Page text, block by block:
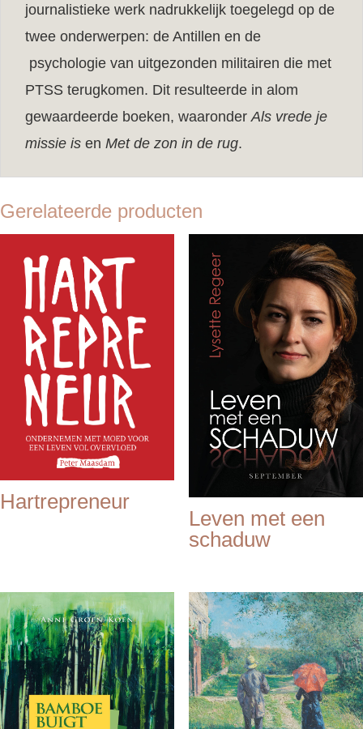
journalistieke werk nadrukkelijk toegelegd op de
twee onderwerpen: de Antillen en de
psychologie van uitgezonden militairen die met
PTSS terugkomen. Dit resulteerde in alom
gewaardeerde boeken, waaronder Als vrede je
missie is en Met de zon in de rug.
Gerelateerde producten
Hartrepreneur
Leven met een
schaduw